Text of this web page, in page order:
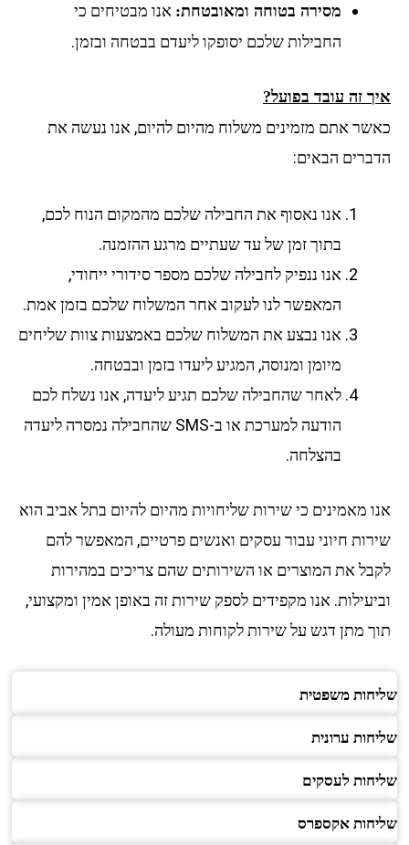
מסירה בטוחה ומאובטחת: אנו מבטיחים כי
החבילות שלכם יסופקו ליעדם בבטחה ובזמן.
איך זה עובד בפועל?
כאשר אתם מזמינים משלוח מהיום להיום, אנו נעשה את
הדברים הבאים:
אנו נאסוף את החבילה שלכם מהמקום הנוח לכם,
בתוך זמן של עד שעתיים מרגע ההזמנה.
אנו ננפיק לחבילה שלכם מספר סידורי ייחודי,
המאפשר לנו לעקוב אחר המשלוח שלכם בזמן אמת.
אנו נבצע את המשלוח שלכם באמצעות צוות שליחים
מיומן ומנוסה, המגיע ליעדו בזמן ובבטחה.
לאחר שהחבילה שלכם תגיע ליעדה, אנו נשלח לכם
הודעה למערכת או ב-SMS שהחבילה נמסרה ליעדה
בהצלחה.
אנו מאמינים כי שירות שליחויות מהיום להיום בתל אביב הוא
שירות חיוני עבור עסקים ואנשים פרטיים, המאפשר להם
לקבל את המוצרים או השירותים שהם צריכים במהירות
וביעילות. אנו מקפידים לספק שירות זה באופן אמין ומקצועי,
תוך מתן דגש על שירות לקוחות מעולה.
שליחות משפטית
שליחות ערונית
שליחות לעסקים
שליחות אקספרס